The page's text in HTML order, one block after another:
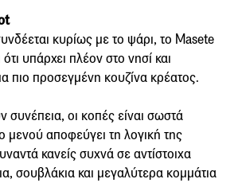
κυρίως με το ψάρι, το Masete
υπάρχει πλέον στο νησί και
πιο προσεγμένη κουζίνα κρέατος.
συνέπεια, οι κοπές είναι σωστά
μενού αποφεύγει τη λογική της
κανείς συχνά σε αντίστοιχα
σουβλάκια και μεγαλύτερα κομμάτια